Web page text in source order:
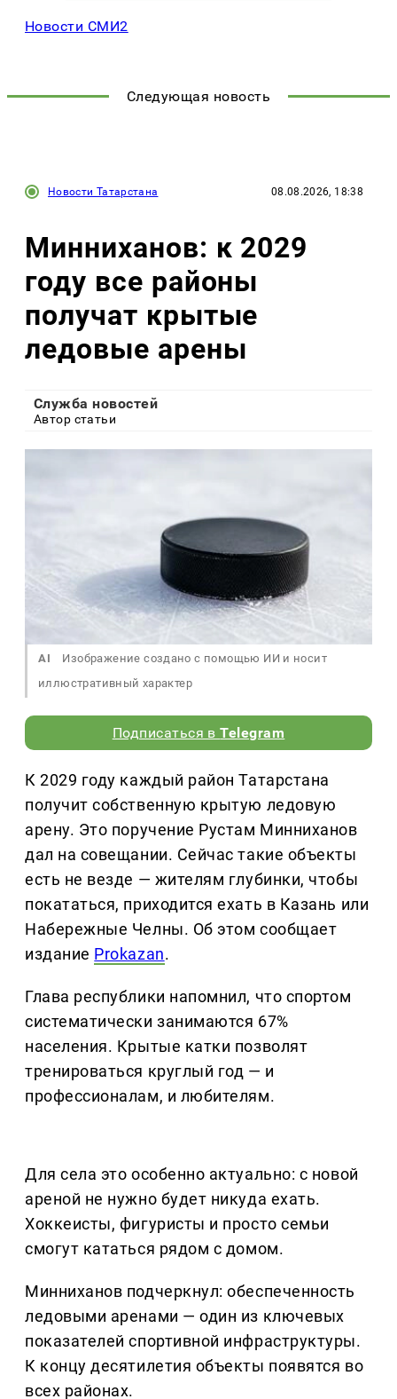
Новости СМИ2
Следующая новость
Новости Татарстана 08.08.2026, 18:38
Минниханов: к 2029
году все районы
получат крытые
ледовые арены
Служба новостей
Автор статьи
AI
Изображение создано с помощью ИИ и носит
иллюстративный характер
Подписаться вTelegram
К 2029 году каждый район Татарстана
получит собственную крытую ледовую
арену. Это поручение Рустам Минниханов
дал на совещании. Сейчас такие объекты
есть не везде — жителям глубинки, чтобы
покататься, приходится ехать в Казань или
Набережные Челны. Об этом сообщает
издание Prokazan.
Глава республики напомнил, что спортом
систематически занимаются 67%
населения. Крытые катки позволят
тренироваться круглый год — и
профессионалам, и любителям.
Для села это особенно актуально: с новой
ареной не нужно будет никуда ехать.
Хоккеисты, фигуристы и просто семьи
смогут кататься рядом с домом.
Минниханов подчеркнул: обеспеченность
ледовыми аренами — один из ключевых
показателей спортивной инфраструктуры.
К концу десятилетия объекты появятся во
всех районах.